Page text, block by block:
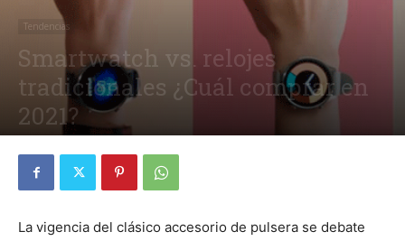
Tendencias
Smartwatch vs. relojes
tradicionales ¿Cuál comprar en
2021?
La vigencia del clásico accesorio de pulsera se debate